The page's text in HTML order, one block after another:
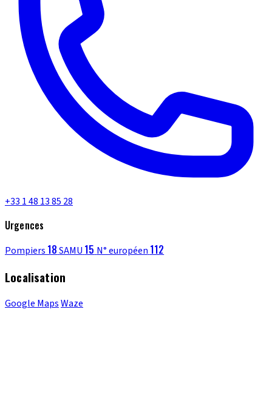
+33 1 48 13 85 28
Urgences
Pompiers 18SAMU 15 N° européen 112
Localisation
Google MapsWaze